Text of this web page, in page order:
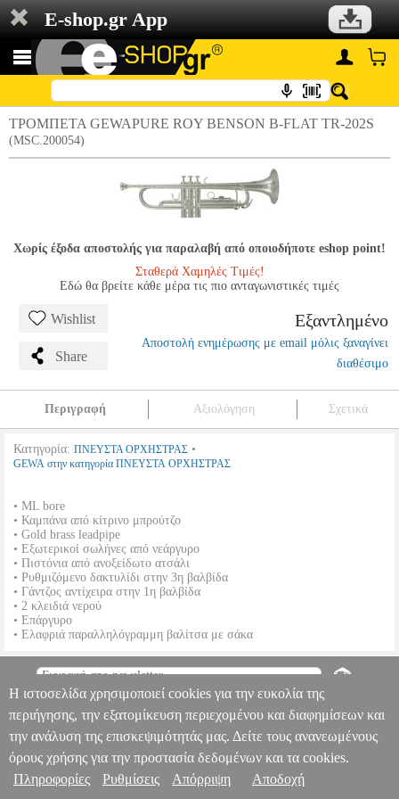
E-shop.gr App
ΤΡΟΜΠΕΤΑ GEWAPURE ROY BENSON B-FLAT TR-202S
(MSC.200054)
Χωρίς έξοδα αποστολής για παραλαβή από οποιοδήποτε eshop point!
Σταθερά Χαμηλές Τιμές!
Εδώ θα βρείτε κάθε μέρα τις πιο ανταγωνιστικές τιμές
Wishlist
Share
Εξαντλημένο
Αποστολή ενημέρωσης με email μόλις ξαναγίνει
διαθέσιμο
Περιγραφή Αξιολόγηση Σχετικά
Κατηγορία: ΠΝΕΥΣΤΑ ΟΡΧΗΣΤΡΑΣ •
GEWA στην κατηγορία ΠΝΕΥΣΤΑ ΟΡΧΗΣΤΡΑΣ
• ML bore
• Καμπάνα από κίτρινο μπρούτζο
• Gold brass leadpipe
• Εξωτερικοί σωλήνες από νεάργυρο
• Πιστόνια από ανοξείδωτο ατσάλι
• Ρυθμιζόμενο δακτυλίδι στην 3η βαλβίδα
• Γάντζος αντίχειρα στην 1η βαλβίδα
• 2 κλειδιά νερού
• Επάργυρο
• Ελαφριά παραλληλόγραμμη βαλίτσα με σάκα
MSC.200054 MSC.200054 GEWA GEWA ΠΝΕΥΣΤΑ
ΟΡΧΗΣΤΡΑΣ Κατηγορία: ΠΝΕΥΣΤΑ ΟΡΧΗΣΤΡΑΣ
•GEWA στην κατηγορία ΠΝΕΥΣΤΑ ΟΡΧΗΣΤΡΑΣ • ML bore •
Καμπάνα από κίτρινο μπρούτζο • Gold brass leadpipe • Εξωτερικοί
σωλήνες από νεάργυρο • Πιστόνια από ανοξείδωτο ατσάλι •
Ρυθμιζόμενο δακτυλίδι στην 3η βαλβίδα • Γάντζος αντίχειρα στην 1η
βαλβίδα • 2 κλειδιά νερού • Επάργυρο • Ελαφριά παραλληλόγραμμη
βαλίτσα με σάκα
ΤΡΟΜΠΕΤΑ GEWAPURE ROY BENSON B-
Πληροφορίες & Υπηρεσίες >
Η ιστοσελίδα χρησιμοποιεί cookies για την ευκολία της
περιήγησης, την εξατομίκευση περιεχομένου και διαφημίσεων και
την ανάλυση της επισκεψιμότητάς μας. Δείτε τους ανανεωμένους
όρους χρήσης για την προστασία δεδομένων και τα cookies.
Πληροφορίες
Ρυθμίσεις Απόρριψη Αποδοχή